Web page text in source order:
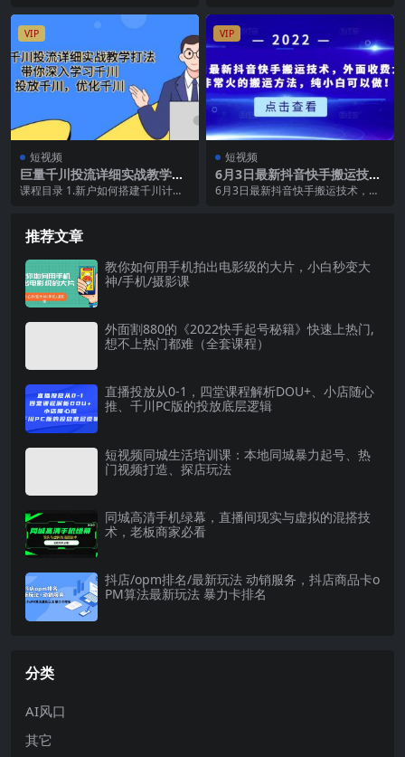
目也可以说是我在...
门玩法，收益单价...
VIP
短视频
巨量千川投流详细实战教学打
法：带你深入学习千川，投放
课程目录 1.新户如何搭建千川计划
VIP
短视频
6月3日最新抖音快手搬运技
术，外面收费大几百非常火的
6月3日最新抖音快手搬运技术，外
推荐文章
教你如何用手机拍出电影级的大片，小白秒变大
神/手机/摄影课
外面割880的《2022快手起号秘籍》快速上热门,
想不上热门都难（全套课程）
直播投放从0-1，四堂课程解析DOU+、小店随心
推、千川PC版的投放底层逻辑
短视频同城生活培训课：本地同城暴力起号、热
门视频打造、探店玩法
同城高清手机绿幕，直播间现实与虚拟的混搭技
术，老板商家必看
抖店/opm排名/最新玩法 动销服务，抖店商品卡o
PM算法最新玩法 暴力卡排名
分类
AI风口
其它